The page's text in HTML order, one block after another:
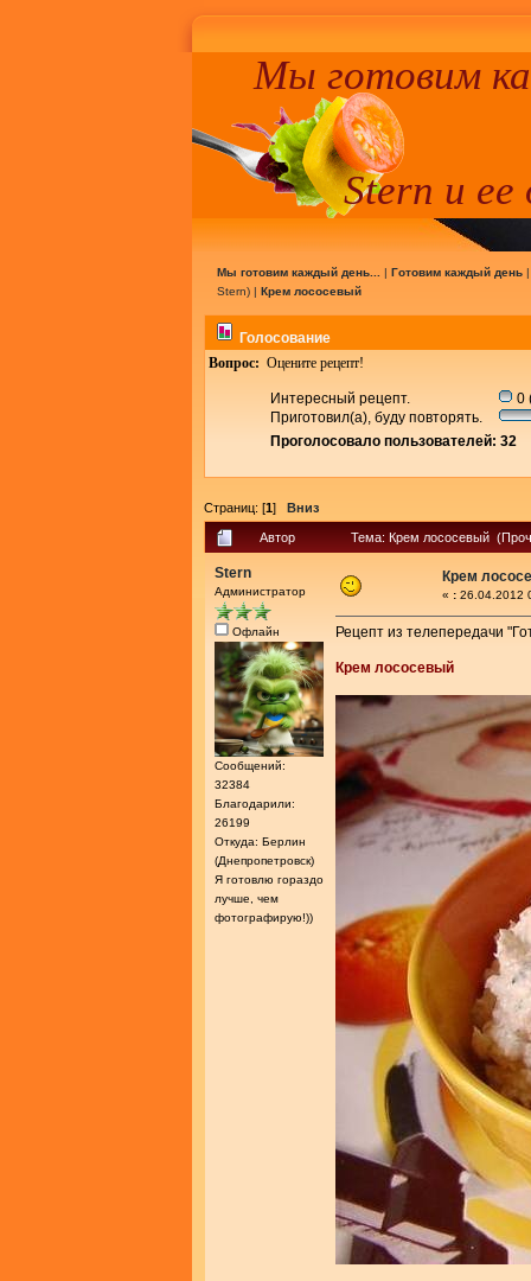
Мы готовим
Stern и ее
Мы готовим каждый день... | Готовим каждый день
Stern) | Крем лососевый
Голосование
Вопрос: Оцените рецепт!
Интересный рецепт.
0
Приготовил(а), буду повторять.
Проголосовало пользователей: 32
Страниц: [1] Вниз
Автор Тема: Крем лососевый
Stern
Администратор
Офлайн
Сообщений:
32384
Благодарили:
26199
Откуда: Берлин
(Днепропетровск)
Я готовлю гораздо
лучше, чем
фотографирую!))
Крем
« : 26.04.2012
Рецепт из телепередачи
Крем лососевый